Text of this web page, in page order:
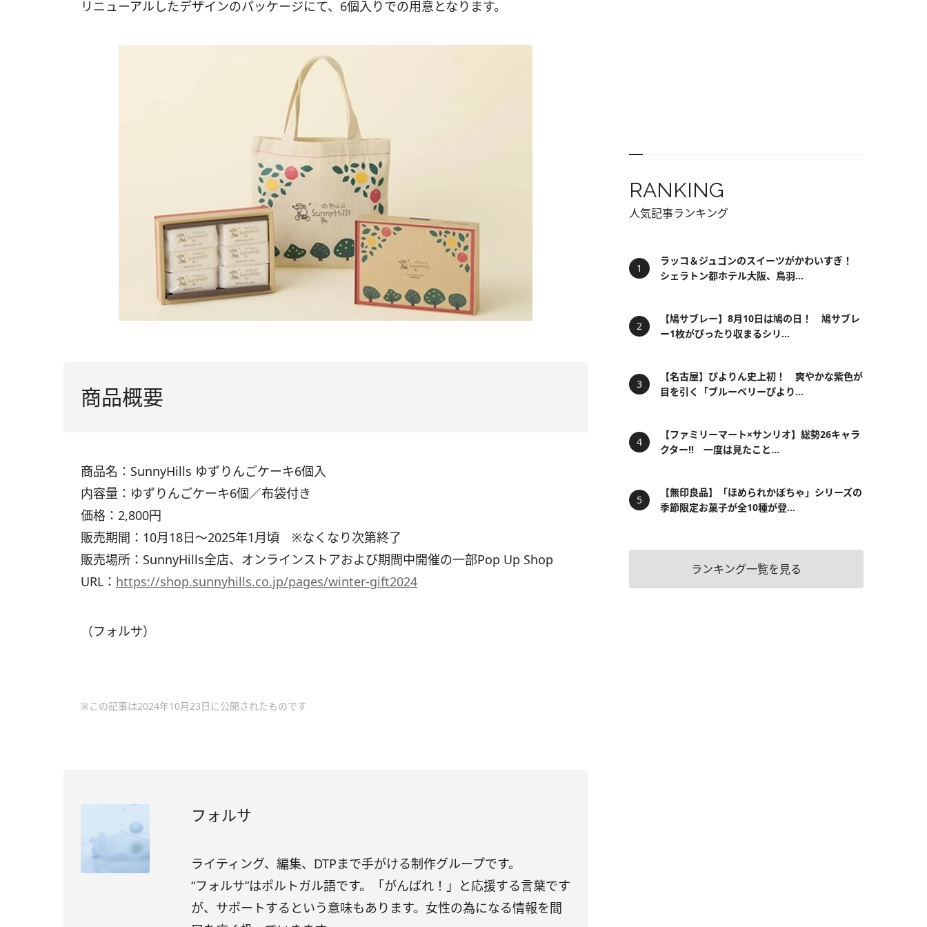
リニューアルしたデザインのパッケージにて、6個入りでの用意となります。
商品概要
商品名：SunnyHills ゆずりんごケーキ6個入
内容量：ゆずりんごケーキ6個／布袋付き
価格：2,800円
販売期間：10月18日～2025年1月頃 ※なくなり次第終了
販売場所：SunnyHills全店、オンラインストアおよび期間中開催の一部Pop Up Shop
URL： https://shop.sunnyhills.co.jp/pages/winter-gift2024
（フォルサ）
※この記事は2024年10月23日に公開されたものです
フォルサ
ライティング、編集、DTPまで手がける制作グループです。
“フォルサ”はポルトガル語です。「がんばれ！」と応援する言葉です
が、サポートするという意味もあります。女性の為になる情報を間
RANKING
人気記事ランキング
ラッコ＆ジュゴンのスイーツがかわいすぎ！
シェラトン都ホテル大阪、鳥羽...
【鳩サブレー】8月10日は鳩の日！ 鳩サブレ
ー1枚がぴったり収まるシリ...
【名古屋】ぴよりん史上初！ 爽やかな紫色が
目を引く「ブルーベリーぴより...
【ファミリーマート×サンリオ】総勢26キャラ
クター!! 一度は見たこと...
【無印良品】「ほめられかぼちゃ」シリーズの
季節限定お菓子が全10種が登...
ランキング一覧を見る